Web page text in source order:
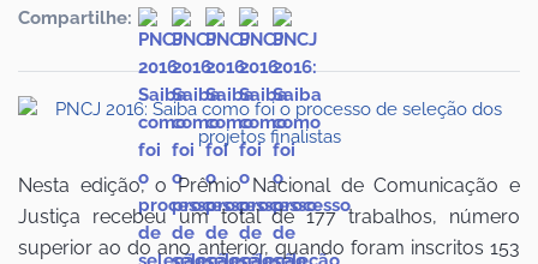
Compartilhe:
Nesta edição, o Prêmio Nacional de Comunicação e
Justiça recebeu um total de 177 trabalhos, número
superior ao do ano anterior, quando foram inscritos 153